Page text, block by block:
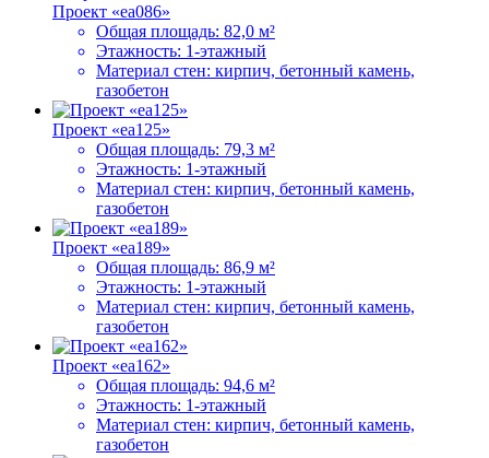
Проект «ea086»
Общая площадь: 82,0 м²
Этажность: 1-этажный
Материал стен: кирпич, бетонный камень,
газобетон
Проект «ea125»
Общая площадь: 79,3 м²
Этажность: 1-этажный
Материал стен: кирпич, бетонный камень,
газобетон
Проект «ea189»
Общая площадь: 86,9 м²
Этажность: 1-этажный
Материал стен: кирпич, бетонный камень,
газобетон
Проект «ea162»
Общая площадь: 94,6 м²
Этажность: 1-этажный
Материал стен: кирпич, бетонный камень,
газобетон